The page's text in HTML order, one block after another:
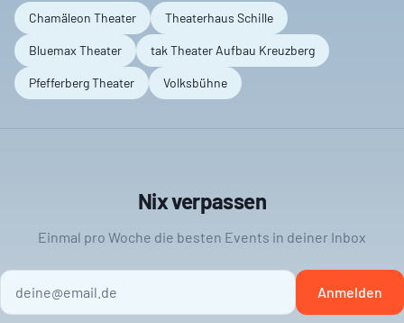
Chamäleon Theater Theaterhaus Schille
Bluemax Theater tak Theater Aufbau Kreuzberg
Pfefferberg Theater Volksbühne
Nix verpassen
Einmal pro Woche die besten Events in deiner Inbox
Anmelden